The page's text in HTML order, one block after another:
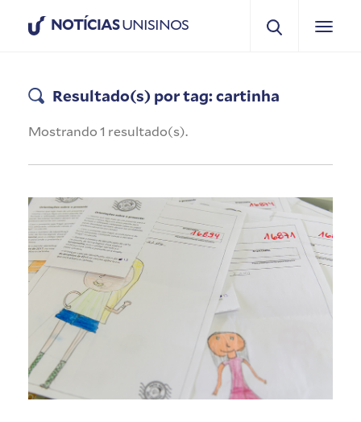
NOTÍCIASUNISINOS
Resultado(s) por tag: cartinha
Mostrando 1 resultado(s).